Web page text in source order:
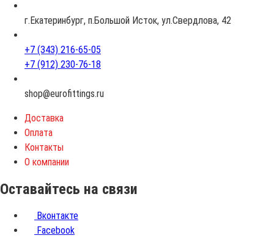
г.Екатеринбург, п.Большой Исток, ул.Свердлова, 42
+7 (343) 216-65-05
+7 (912) 230-76-18
shop@eurofittings.ru
Доставка
Оплата
Контакты
О компании
Оставайтесь на связи
Вконтакте
Facebook